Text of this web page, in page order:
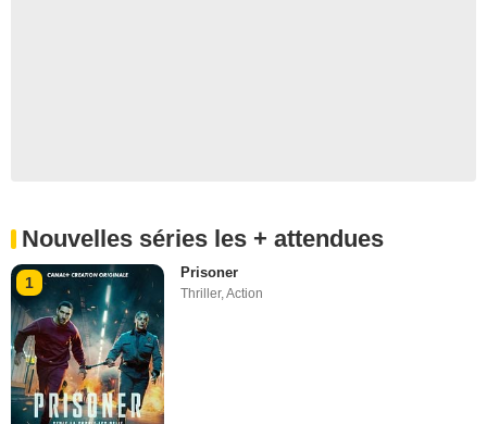
Nouvelles séries les + attendues
1
Prisoner
Thriller,Action